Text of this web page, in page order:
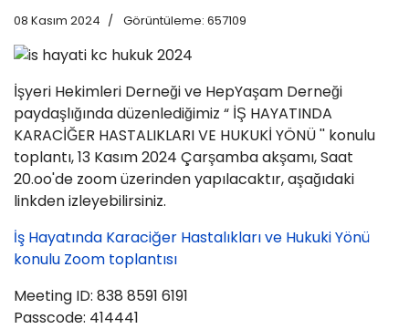
08 Kasım 2024 Görüntüleme: 657109
İşyeri Hekimleri Derneği ve HepYaşam Derneği
paydaşlığında düzenlediğimiz “ İŞ HAYATINDA
KARACİĞER HASTALIKLARI VE HUKUKİ YÖNÜ '' konulu
toplantı, 13 Kasım 2024 Çarşamba akşamı, Saat
20.oo'de zoom üzerinden yapılacaktır, aşağıdaki
linkden izleyebilirsiniz.
İş Hayatında Karaciğer Hastalıkları ve Hukuki Yönü
konulu Zoom toplantısı
Meeting ID: 838 8591 6191
Passcode: 414441